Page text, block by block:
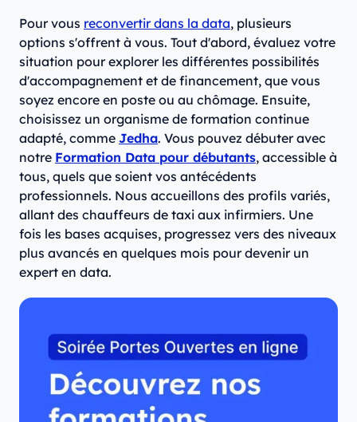
Pour vous reconvertir dans la data, plusieurs
options s'offrent à vous. Tout d'abord, évaluez votre
situation pour explorer les différentes possibilités
d'accompagnement et de financement, que vous
soyez encore en poste ou au chômage. Ensuite,
choisissez un organisme de formation continue
adapté, comme Jedha. Vous pouvez débuter avec
notre Formation Data pour débutants, accessible à
tous, quels que soient vos antécédents
professionnels. Nous accueillons des profils variés,
allant des chauffeurs de taxi aux infirmiers. Une
fois les bases acquises, progressez vers des niveaux
plus avancés en quelques mois pour devenir un
expert en data.